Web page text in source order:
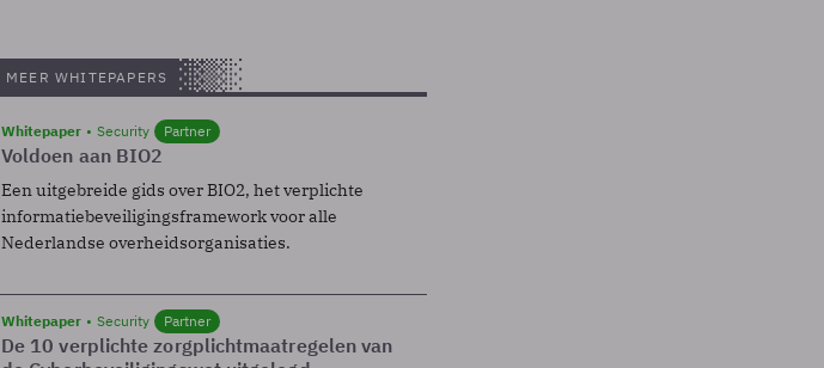
MEER WHITEPAPERS
Whitepaper Security Partner
Voldoen aan BIO2
Een uitgebreide gids over BIO2, het verplichte
informatiebeveiligingsframework voor alle
Nederlandse overheidsorganisaties.
Whitepaper Security Partner
De 10 verplichte zorgplichtmaatregelen van